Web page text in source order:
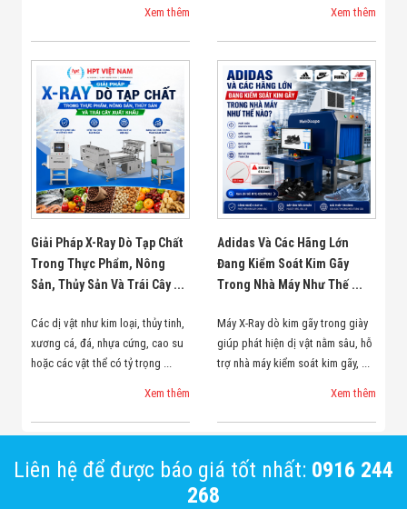
Xem thêm Xem thêm
Giải Pháp X-Ray Dò Tạp Chất
Trong Thực Phẩm, Nông
Sản, Thủy Sản Và Trái Cây ...
Các dị vật như kim loại, thủy tinh,
xương cá, đá, nhựa cứng, cao su
hoặc các vật thể có tỷ trọng ...
Xem thêm
Adidas Và Các Hãng Lớn
Đang Kiểm Soát Kim Gãy
Trong Nhà Máy Như Thế ...
Máy X-Ray dò kim gãy trong giày
giúp phát hiện dị vật nằm sâu, hỗ
trợ nhà máy kiểm soát kim gãy, ...
Xem thêm
Liên hệ để được báo giá tốt nhất: 0916 244
268